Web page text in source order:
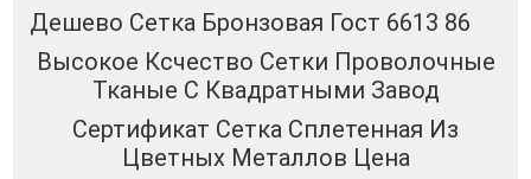
Дешево Сетка Бронзовая Гост 6613 86
Высокое Ксчество Сетки Проволочные
Тканые С Квадратными Завод
Сертификат Сетка Сплетенная Из
Цветных Металлов Цена